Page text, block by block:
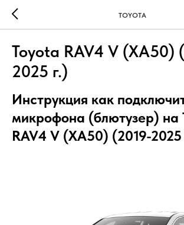
TOYOTA
Toyota RAV4 V (XA50)
2025 г.)
Инструкция как
микрофона (блютузер) на
RAV4 V (XA50) (2019-2025